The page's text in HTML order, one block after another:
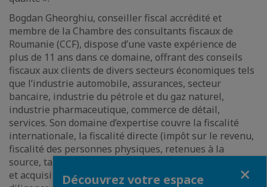
Bogdan Gheorghiu, conseiller fiscal accrédité et
membre de la Chambre des consultants fiscaux de
Roumanie (CCF), dispose d’une vaste expérience de
plus de 11 ans dans ce domaine, offrant des conseils
fiscaux aux clients de divers secteurs économiques tels
que l’industrie automobile, assurances, secteur
bancaire, industrie du pétrole et du gaz naturel,
industrie pharmaceutique, commerce de détail,
services. Son domaine d’expertise couvre la fiscalité
internationale, la fiscalité directe (impôt sur le revenu,
fiscalité des personnes physiques, retenues à la
source, taxes locales), les prix de transfert, les fusions
et acquisitions (y compris les missions de « due
Découvrez votre espace